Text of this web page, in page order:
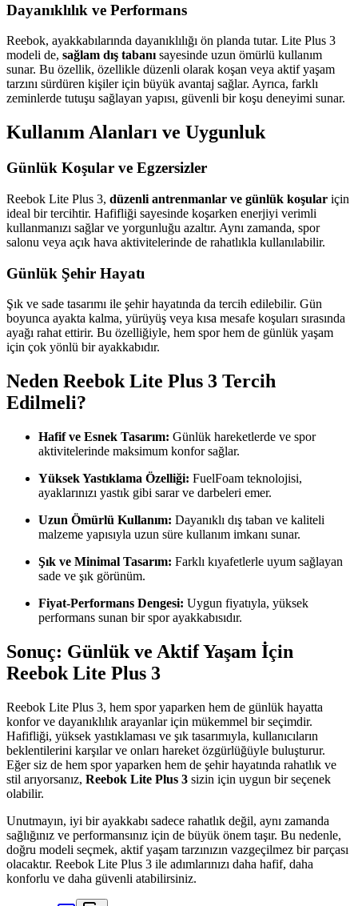
Dayanıklılık ve Performans
Reebok, ayakkabılarında dayanıklılığı ön planda tutar. Lite Plus 3
modeli de, sağlam dış tabanı sayesinde uzun ömürlü kullanım
sunar. Bu özellik, özellikle düzenli olarak koşan veya aktif yaşam
tarzını sürdüren kişiler için büyük avantaj sağlar. Ayrıca, farklı
zeminlerde tutuşu sağlayan yapısı, güvenli bir koşu deneyimi sunar.
Kullanım Alanları ve Uygunluk
Günlük Koşular ve Egzersizler
Reebok Lite Plus 3, düzenli antrenmanlar ve günlük koşular için
ideal bir tercihtir. Hafifliği sayesinde koşarken enerjiyi verimli
kullanmanızı sağlar ve yorgunluğu azaltır. Aynı zamanda, spor
salonu veya açık hava aktivitelerinde de rahatlıkla kullanılabilir.
Günlük Şehir Hayatı
Şık ve sade tasarımı ile şehir hayatında da tercih edilebilir. Gün
boyunca ayakta kalma, yürüyüş veya kısa mesafe koşuları sırasında
ayağı rahat ettirir. Bu özelliğiyle, hem spor hem de günlük yaşam
için çok yönlü bir ayakkabıdır.
Neden Reebok Lite Plus 3 Tercih
Edilmeli?
Hafif ve Esnek Tasarım: Günlük hareketlerde ve spor
aktivitelerinde maksimum konfor sağlar.
Yüksek Yastıklama Özelliği: FuelFoam teknolojisi,
ayaklarınızı yastık gibi sarar ve darbeleri emer.
Uzun Ömürlü Kullanım: Dayanıklı dış taban ve kaliteli
malzeme yapısıyla uzun süre kullanım imkanı sunar.
Şık ve Minimal Tasarım: Farklı kıyafetlerle uyum sağlayan
sade ve şık görünüm.
Fiyat-Performans Dengesi: Uygun fiyatıyla, yüksek
performans sunan bir spor ayakkabısıdır.
Sonuç: Günlük ve Aktif Yaşam İçin
Reebok Lite Plus 3
Reebok Lite Plus 3, hem spor yaparken hem de günlük hayatta
konfor ve dayanıklılık arayanlar için mükemmel bir seçimdir.
Hafifliği, yüksek yastıklaması ve şık tasarımıyla, kullanıcıların
beklentilerini karşılar ve onları hareket özgürlüğüyle buluşturur.
Eğer siz de hem spor yaparken hem de şehir hayatında rahatlık ve
stil arıyorsanız, Reebok Lite Plus 3 sizin için uygun bir seçenek
olabilir.
Unutmayın, iyi bir ayakkabı sadece rahatlık değil, aynı zamanda
sağlığınız ve performansınız için de büyük önem taşır. Bu nedenle,
doğru modeli seçmek, aktif yaşam tarzınızın vazgeçilmez bir parçası
olacaktır. Reebok Lite Plus 3 ile adımlarınızı daha hafif, daha
konforlu ve daha güvenli atabilirsiniz.